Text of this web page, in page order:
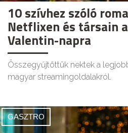
10 szívhez szóló
Netflixen és társain
Valentin-napra
Összegyűjtöttük nektek a
magyar streamingoldalakról.
GASZTRO